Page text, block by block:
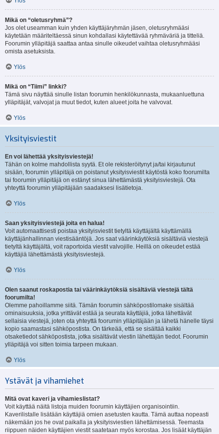
Mikä on “oletusryhmä”?
Jos olet useamman kuin yhden käyttäjäryhmän jäsen, oletusryhmääsi
käytetään määriteltäessä sinun kohdallasi käytettävää ryhmäväriä ja titteliä.
Foorumin ylläpitäjä saattaa antaa sinulle oikeudet vaihtaa oletusryhmääsi
omista asetuksista.
Ylös
Mikä on “Tiimi” linkki?
Tämä sivu näyttää sinulle listan foorumin henkilökunnasta, mukaanluettuna
ylläpitäjät, valvojat ja muut tiedot, kuten alueet joita he valvovat.
Ylös
Yksityisviestit
En voi lähettää yksityisviestejä!
Tähän on kolme mahdollista syytä. Et ole rekisteröitynyt ja/tai kirjautunut
sisään, foorumin ylläpitäjä on poistanut yksityisviestit käytöstä koko foorumilta
tai foorumin ylläpitäjä on estänyt sinua lähettämästä yksityisviestejä. Ota
yhteyttä foorumin ylläpitäjään saadaksesi lisätietoja.
Ylös
Saan yksityisviestejä joita en halua!
Voit automaattisesti poistaa yksityisviestit tietyltä käyttäjältä käyttämällä
käyttäjänhallinnan viestisääntöjä. Jos saat väärinkäytöksiä sisältäviä viestejä
tietyltä käyttäjältä, voit raportoida viestit valvojille. Heillä on oikeudet estää
käyttäjiä lähettämästä yksityisviestejä.
Ylös
Olen saanut roskapostia tai väärinkäytöksiä sisältäviä viestejä tältä
foorumilta!
Olemme pahoillamme siitä. Tämän foorumin sähköpostilomake sisältää
ominaisuuksia, jotka yrittävät estää ja seurata käyttäjiä, jotka lähettävät
sellaisia viestejä, joten ota yhteyttä foorumin ylläpitäjään ja lähetä hänelle täysi
kopio saamastasi sähköpostista. On tärkeää, että se sisältää kaikki
otsaketiedot sähköpostista, jotka sisältävät viestin lähettäjän tiedot. Foorumin
ylläpitäjä voi sitten toimia tarpeen mukaan.
Ylös
Ystävät ja vihamiehet
Mitä ovat kaveri ja vihamieslistat?
Voit käyttää näitä listoja muiden foorumin käyttäjien organisointiin.
Kaverilistalle lisätään käyttäjiä omien asetusten kautta. Tämä auttaa nopeasti
näkemään jos he ovat paikalla ja yksityisviestien lähettämisessä. Teemasta
riippuen näiden käyttäjien viestit saatetaan myös korostaa. Jos lisäät käyttäjän